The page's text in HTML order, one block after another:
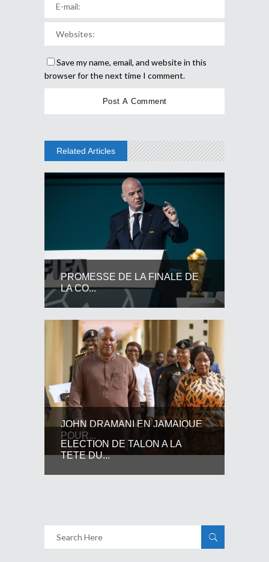
Save my name, email, and website in this
browser for the next time I comment.
Related Articles
PROMESSE DE LA FINALE DE
LA CO...
JOHN DRAMANI EN JAMAIQUE
POUR...
ELECTION DE TALON A LA
TETE DU...